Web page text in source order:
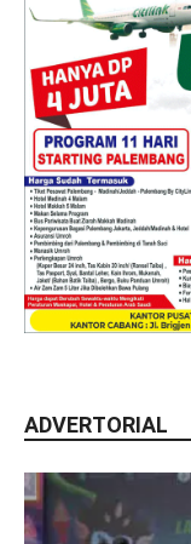
ADVERTORIAL